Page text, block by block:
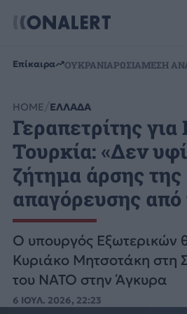
Επίκαιρα ΟΥΚΡΑΝΙΑΡΩΣΙΑΜΕΣΗ
HOME ΕΛΛΑΔΑ
Γεραπετρίτης
Τουρκία: «Δεν
ζήτημα άρσης της
απαγόρευσης
Ο υπουργός Εξωτερικών
Κυριάκο Μητσοτάκη στη
του ΝΑΤΟ στην Άγκυρα
6 ΙΟΥΛ. 2026, 22:23